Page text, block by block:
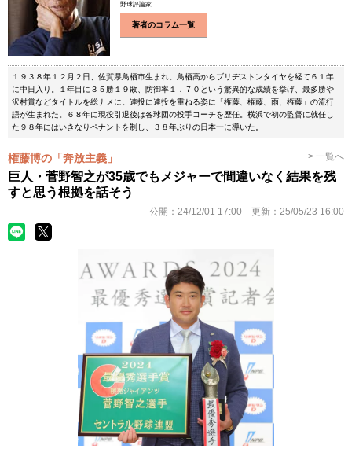
野球評論家
著者のコラム一覧
１９３８年１２月２日、佐賀県鳥栖市生まれ。鳥栖高からブリヂストンタイヤを経て６１年
に中日入り。１年目に３５勝１９敗、防御率１．７０という驚異的な成績を挙げ、最多勝や
沢村賞などタイトルを総ナメに。連投に連投を重ねる姿に「権藤、権藤、雨、権藤」の流行
語が生まれた。６８年に現役引退後は各球団の投手コーチを歴任。横浜で初の監督に就任し
た９８年にはいきなりペナントを制し、３８年ぶりの日本一に導いた。
権藤博の「奔放主義」 > 一覧へ
巨人・菅野智之が35歳でもメジャーで間違いなく結果を残
すと思う根拠を話そう
公開： 24/12/01 17:00 更新： 25/05/23 16:00